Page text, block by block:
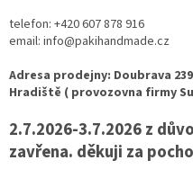
telefon: +420 607 878 916
email: info@pakihandmade.cz
Adresa prodejny: Doubrava
Hradiště ( provozovna firmy
2.7.2026-3.7.2026 z
zavřena. děkuji za